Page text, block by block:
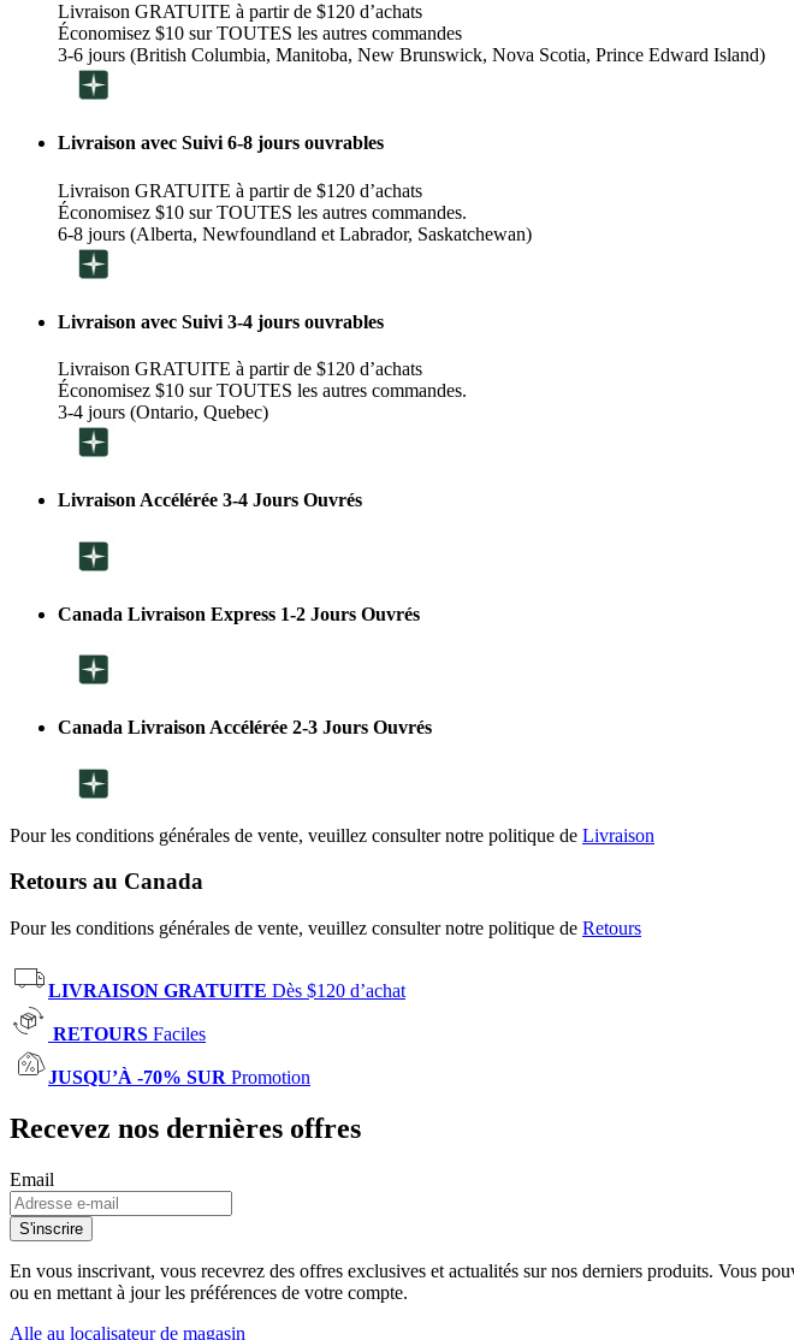
Livraison GRATUITE à partir de $120 d’achats
Économisez $10 sur TOUTES les autres commandes
3-6 jours (British Columbia, Manitoba, New Brunswick, Nova Scotia, Prince Edward Island)
Livraison avec Suivi 6-8 jours ouvrables
Livraison GRATUITE à partir de $120 d’achats
Économisez $10 sur TOUTES les autres commandes.
6-8 jours (Alberta, Newfoundland et Labrador, Saskatchewan)
Livraison avec Suivi 3-4 jours ouvrables
Livraison GRATUITE à partir de $120 d’achats
Économisez $10 sur TOUTES les autres commandes.
3-4 jours (Ontario, Quebec)
Livraison Accélérée 3-4 Jours Ouvrés
Canada Livraison Express 1-2 Jours Ouvrés
Canada Livraison Accélérée 2-3 Jours Ouvrés
Pour les conditions générales de vente, veuillez consulter notre politique de Livraison
Retours au Canada
Pour les conditions générales de vente, veuillez consulter notre politique de Retours
LIVRAISON GRATUITE Dès $120 d’achat
RETOURS Faciles
JUSQU’À -70% SUR Promotion
Recevez nos dernières offres
Email
S'inscrire
En vous inscrivant, vous recevrez des offres exclusives et actualités sur nos derniers produits. Vous
ou en mettant à jour les préférences de votre compte.
Alle au localisateur de magasin